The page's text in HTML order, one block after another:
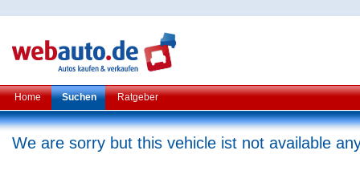
Home Suchen Ratgeber
We are sorry but this vehicle ist not available